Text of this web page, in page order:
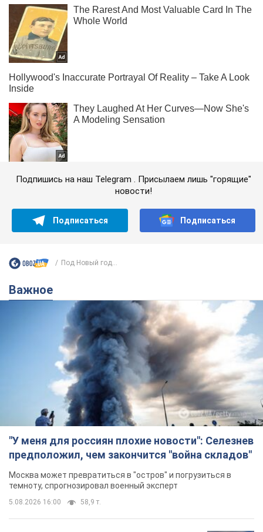
Подпишись на наш Telegram . Присылаем лишь "горящие"
новости!
Подписаться Подписаться
Под Новый год...
Важное
"У меня для россиян плохие новости": Селезнев
предположил, чем закончится "война складов"
Москва может превратиться в "остров" и погрузиться в
темноту, спрогнозировал военный эксперт
5.08.2026 16:00 58,9 т.